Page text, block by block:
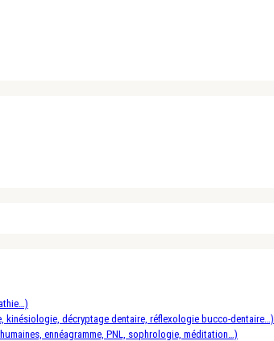
décryptage dentaire, réflexologie bucco-dentaire…)
ennéagramme, PNL, sophrologie, méditation…)